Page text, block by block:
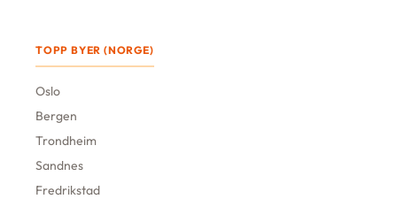
TOPP BYER (NORGE)
Oslo
Bergen
Trondheim
Sandnes
Fredrikstad